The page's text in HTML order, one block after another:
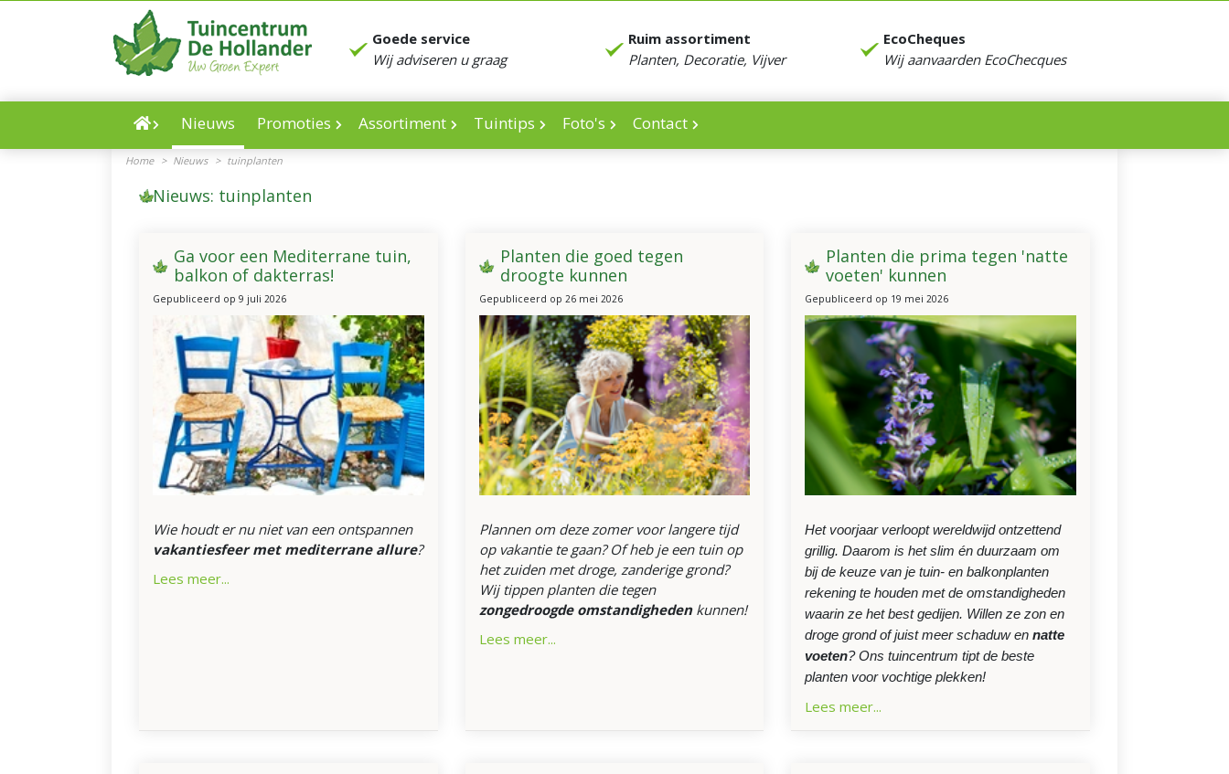
Goede service
Wij adviseren u graag
Ruim assortiment
Planten, Decoratie, Vijver
EcoCheques
Wij aanvaarden EcoChecques
Nieuws Promoties Assortiment Tuintips Foto's Contact
Home > Nieuws > tuinplanten
Nieuws: tuinplanten
Ga voor een Mediterrane tuin,
balkon of dakterras!
Gepubliceerd op 9 juli 2026
Wie houdt er nu niet van een ontspannen
vakantiesfeer met mediterrane allure?
Lees meer...
Planten die goed tegen
droogte kunnen
Gepubliceerd op 26 mei 2026
Plannen om deze zomer voor langere tijd
op vakantie te gaan? Of heb je een tuin op
het zuiden met droge, zanderige grond?
Wij tippen planten die tegen
zongedroogde omstandighedenkunnen!
Lees meer...
Planten die prima tegen 'natte
voeten' kunnen
Gepubliceerd op 19 mei 2026
Het voorjaar verloopt wereldwijd ontzettend
grillig. Daarom is het slim én duurzaam om
bij de keuze van je tuin- en balkonplanten
rekening te houden met de omstandigheden
waarin ze het best gedijen. Willen ze zon en
droge grond of juist meer schaduw ennatte
voeten? Ons tuincentrum tipt de beste
planten voor vochtige plekken!
Lees meer...